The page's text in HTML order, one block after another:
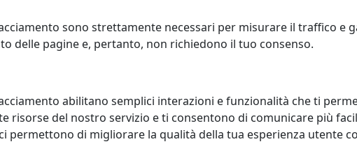
Home Vesta Home
sono strettamente necessari per misurare il traffico e
delle pagine e, pertanto, non richiedono il tuo consenso.
abilitano semplici interazioni e funzionalità che ti
risorse del nostro servizio e ti consentono di comunicare più
permettono di migliorare la qualità della tua esperienza utente